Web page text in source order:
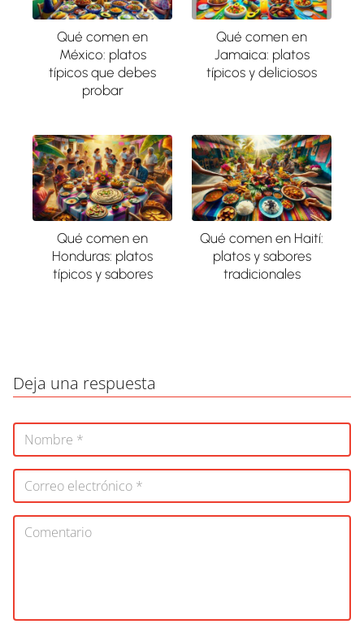
Qué comen en
México: platos
típicos que debes
probar
Qué comen en
Jamaica: platos
típicos y deliciosos
Qué comen en
Honduras: platos
típicos y sabores
Qué comen en Haití:
platos y sabores
tradicionales
Deja una respuesta